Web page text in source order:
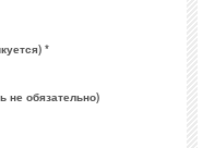
*
не обязательно)